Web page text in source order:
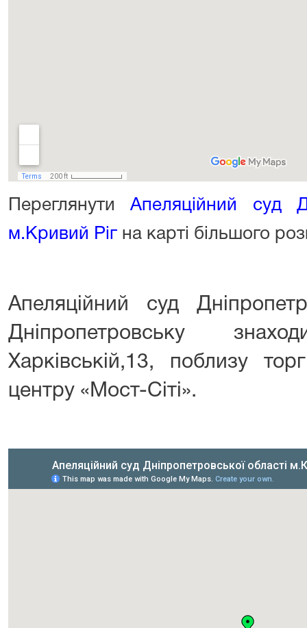
ПереглянутиАпеляційний суд
м.Кривий Ріг на карті більшого
Апеляційний суд
Дніпропетровську
Харківській,13, поблизу
центру «Мост-Сіті».